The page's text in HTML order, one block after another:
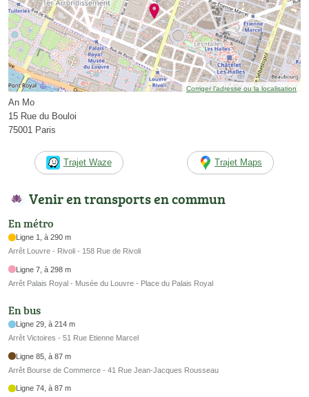
Corriger l’adresse ou la localisation
An Mo
15 Rue du Bouloi
75001 Paris
Trajet Waze Trajet Maps
Venir en transports en commun
En métro
Ligne 1, à 290 m
Arrêt Louvre - Rivoli - 158 Rue de Rivoli
Ligne 7, à 298 m
Arrêt Palais Royal - Musée du Louvre - Place du Palais Royal
En bus
Ligne 29, à 214 m
Arrêt Victoires - 51 Rue Etienne Marcel
Ligne 85, à 87 m
Arrêt Bourse de Commerce - 41 Rue Jean-Jacques Rousseau
Ligne 74, à 87 m